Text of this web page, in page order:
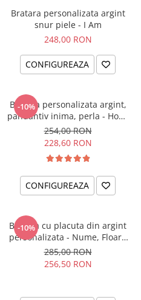
Bratara personalizata argint
snur piele - I Am
248,00 RON
CONFIGUREAZA
-10%
Bratara personalizata argint,
pandantiv inima, perla - Hope
& Faith
254,00 RON
228,60 RON
CONFIGUREAZA
-10%
Bratara cu placuta din argint
personalizata - Nume, Floare
& Cristal
285,00 RON
256,50 RON